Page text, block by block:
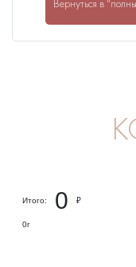
Вернуться в
Итого: 0 ₽
0г